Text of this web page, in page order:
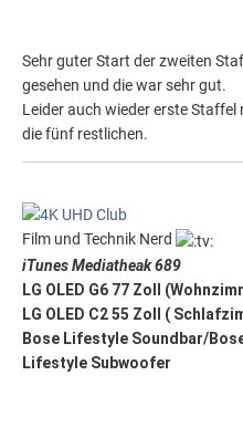
Sehr guter Start der zweiten
gesehen und die war sehr gut.
Leider auch wieder erste
die fünf restlichen.
Film und Technik Nerd
iTunes Mediatheak 689
LG OLED G6 77 Zoll
LG OLED C2 55 Zoll (
Bose Lifestyle Soundbar/
Lifestyle Subwoofer